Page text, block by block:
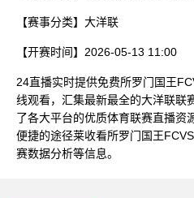
【赛事分类】 大洋联
【开赛时间】 2026-05-13 11:00
24直播实时提供免费所罗门国王
线观看，汇集最新最全的大洋联联
了各大平台的优质体育联赛直播资
便捷的途径莱收看所罗门国王
赛数据分析等信息。